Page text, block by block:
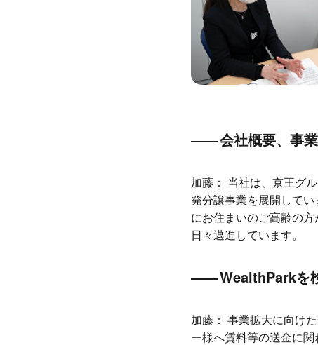
会社概要、事
加藤： 当社は、京王グ
発分譲事業を展開して
にお住まいのご高齢の
日々邁進しています。
WealthParkを
加藤： 事業拡大に向け
ー様へ賃料等の送金に